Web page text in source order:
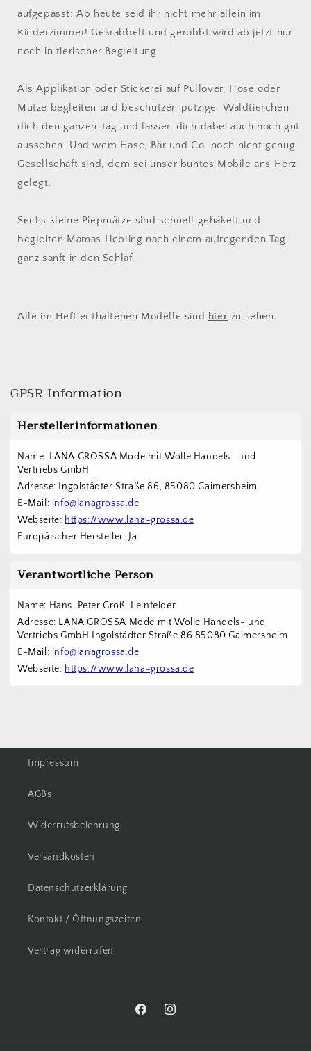
aufgepasst: Ab heute seid ihr nicht mehr allein im
Kinderzimmer! Gekrabbelt und gerobbt wird ab jetzt nur
noch in tierischer Begleitung.
Als Applikation oder Stickerei auf Pullover, Hose oder
Mütze begleiten und beschützen putzige Waldtierchen
dich den ganzen Tag und lassen dich dabei auch noch gut
aussehen. Und wem Hase, Bär und Co. noch nicht genug
Gesellschaft sind, dem sei unser buntes Mobile ans Herz
gelegt.
Sechs kleine Piepmätze sind schnell gehäkelt und
begleiten Mamas Liebling nach einem aufregenden Tag
ganz sanft in den Schlaf.
Alle im Heft enthaltenen Modelle sind hier zu sehen
GPSR Information
Herstellerinformationen
Name: LANA GROSSA Mode mit Wolle Handels- und
Vertriebs GmbH
Adresse: Ingolstädter Straße 86, 85080 Gaimersheim
E-Mail: info@lanagrossa.de
Webseite: https://www.lana-grossa.de
Europäischer Hersteller: Ja
Verantwortliche Person
Name: Hans-Peter Groß-Leinfelder
Adresse: LANA GROSSA Mode mit Wolle Handels- und
Vertriebs GmbH Ingolstädter Straße 86 85080 Gaimersheim
E-Mail: info@lanagrossa.de
Webseite: https://www.lana-grossa.de
Impressum
AGBs
Widerrufsbelehrung
Versandkosten
Datenschutzerklärung
Kontakt / Öffnungszeiten
Vertrag widerrufen
FacebookInstagram